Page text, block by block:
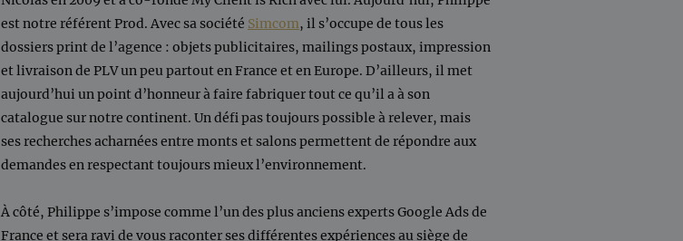
est notre référent Prod. Avec sa société Simcom, il s’occupe de tous les
dossiers print de l’agence : objets publicitaires, mailings postaux, impression
et livraison de PLV un peu partout en France et en Europe. D’ailleurs, il met
aujourd’hui un point d’honneur à faire fabriquer tout ce qu’il a à son
catalogue sur notre continent. Un défi pas toujours possible à relever, mais
ses recherches acharnées entre monts et salons permettent de répondre aux
demandes en respectant toujours mieux l’environnement.
À côté, Philippe s’impose comme l’un des plus anciens experts Google Ads de
France et sera ravi de vous raconter ses différentes expériences au siège de